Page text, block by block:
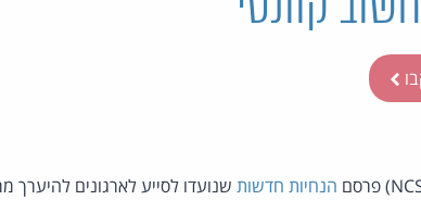
הנחיות חדשותשנועדו לסייע לארגונים להיערך